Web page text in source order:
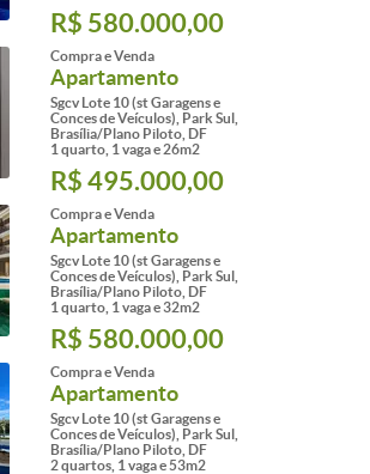
R$ 580.000,00
Compra e Venda
Apartamento
Sgcv Lote 10 (st Garagens e
Conces de Veículos), Park Sul,
Brasília/Plano Piloto, DF
1 quarto, 1 vaga e 26m2
R$ 495.000,00
Compra e Venda
Apartamento
Sgcv Lote 10 (st Garagens e
Conces de Veículos), Park Sul,
Brasília/Plano Piloto, DF
1 quarto, 1 vaga e 32m2
R$ 580.000,00
Compra e Venda
Apartamento
Sgcv Lote 10 (st Garagens e
Conces de Veículos), Park Sul,
Brasília/Plano Piloto, DF
2 quartos, 1 vaga e 53m2